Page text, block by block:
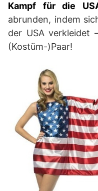
Kampf für die
abrunden, indem
der USA verkleidet
(Kostüm-)Paar!